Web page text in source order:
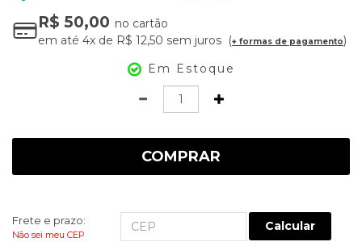
R$ 50,00 no cartão
em até 4x de R$ 12,50 sem juros + formas de pagamento
Em Estoque
COMPRAR
Frete e prazo:
Não sei meu CEP
Calcular